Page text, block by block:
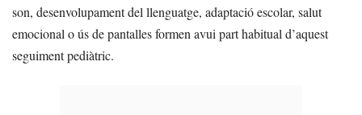
son, desenvolupament del llenguatge, adaptació escolar, salut
emocional o ús de pantalles formen avui part habitual d’aquest
seguiment pediàtric.